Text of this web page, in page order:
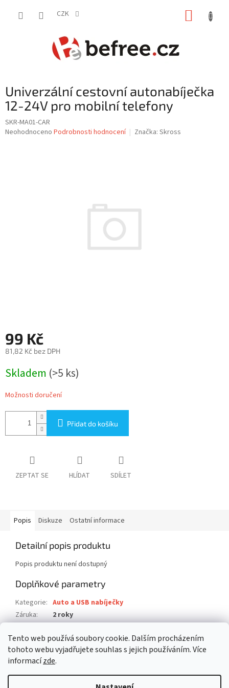
Tento web používá soubory cookie. Dalším procházením
tohoto webu vyjadřujete souhlas s jejich používáním. Více
informacízde.
CZK
Univerzální cestovní autonabíječka
12-24V pro mobilní telefony
SKR-MA01-CAR
Průměrné
Neohodnoceno Podrobnosti hodnocení Značka: Skross
99 Kč
81,82 Kč bez DPH
cena:
Skladem (>5 ks)
Možnosti doručení
Přidat do košíku
ZEPTAT SE HLÍDAT SDÍLET
Popis Diskuze Ostatní informace
Detailní popis produktu
Popis produktu není dostupný
Doplňkové parametry
Kategorie: Auto a USB nabíječky
Záruka:
2 roky
EAN: 7640112212958